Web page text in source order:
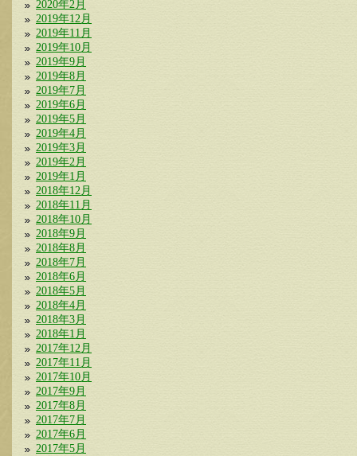
2020年2月
2019年12月
2019年11月
2019年10月
2019年9月
2019年8月
2019年7月
2019年6月
2019年5月
2019年4月
2019年3月
2019年2月
2019年1月
2018年12月
2018年11月
2018年10月
2018年9月
2018年8月
2018年7月
2018年6月
2018年5月
2018年4月
2018年3月
2018年1月
2017年12月
2017年11月
2017年10月
2017年9月
2017年8月
2017年7月
2017年6月
2017年5月